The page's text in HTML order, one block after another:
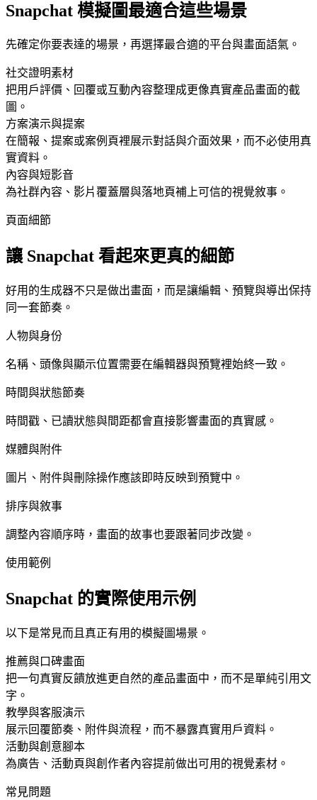
Snapchat 模擬圖最適合這些場景
先確定你要表達的場景，再選擇最合適的平台與畫面語氣。
社交證明素材
把用戶評價、回覆或互動內容整理成更像真實產品畫面的截
圖。
方案演示與提案
在簡報、提案或案例頁裡展示對話與介面效果，而不必使用真
實資料。
內容與短影音
為社群內容、影片覆蓋層與落地頁補上可信的視覺敘事。
頁面細節
讓 Snapchat 看起來更真的細節
好用的生成器不只是做出畫面，而是讓編輯、預覽與導出保持
同一套節奏。
人物與身份
名稱、頭像與顯示位置需要在編輯器與預覽裡始終一致。
時間與狀態節奏
時間戳、已讀狀態與間距都會直接影響畫面的真實感。
媒體與附件
圖片、附件與刪除操作應該即時反映到預覽中。
排序與敘事
調整內容順序時，畫面的故事也要跟著同步改變。
使用範例
Snapchat 的實際使用示例
以下是常見而且真正有用的模擬圖場景。
推薦與口碑畫面
把一句真實反饋放進更自然的產品畫面中，而不是單純引用文
字。
教學與客服演示
展示回覆節奏、附件與流程，而不暴露真實用戶資料。
活動與創意腳本
為廣告、活動頁與創作者內容提前做出可用的視覺素材。
常見問題